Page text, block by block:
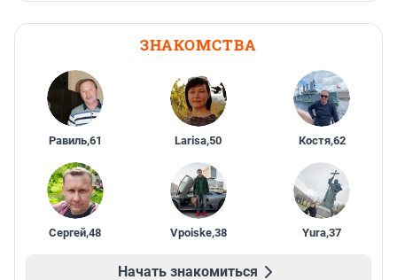
ЗНАКОМСТВА
Равиль,61 Larisa,50 Костя,62
Сергей,48 Vpoiske,38 Yura,37
Начать знакомиться